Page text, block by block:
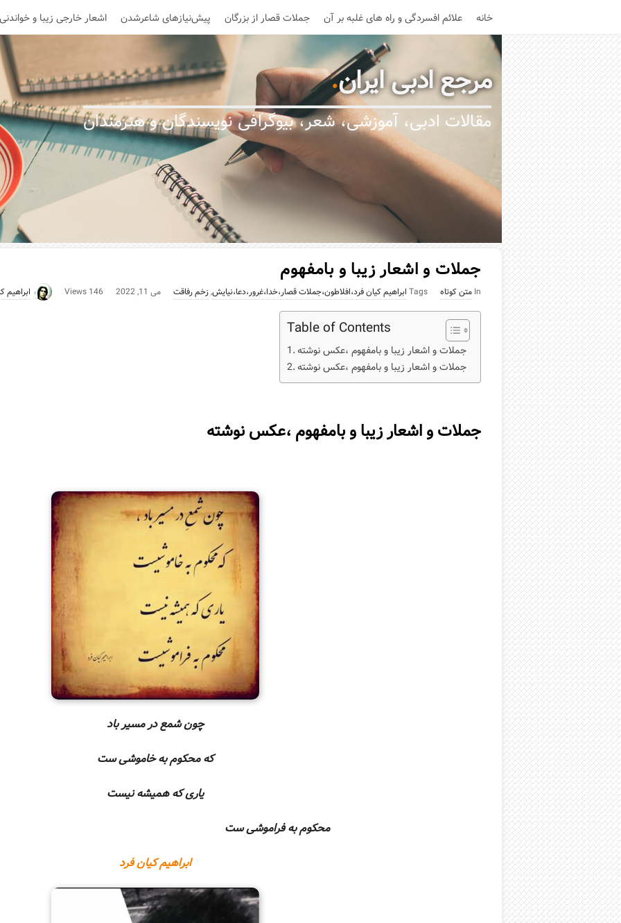
خانه علائم افسردگی و راه های غلبه بر آن جملات قصار از بزرگان پیش‌نیازهای شاعرشدن اشعار خارجی زیبا و خواندنی
مرجع ادبی ایران.
مقالات ادبی، آموزشی، شعر، بیوگرافی نویسندگان و هنرمندان
جملات و اشعار زیبا و بامفهوم
In متن کوتاه Tags ابراهیم کیان فرد،افلاطون،جملات قصار،خدا،غرور،دعا،نیایش,زخم رفاقت می 11, 2022 146 Views ابراهیم
Table of Contents
جملات و اشعار زیبا و بامفهوم ،عکس نوشته
جملات و اشعار زیبا و بامفهوم ،عکس نوشته
جملات و اشعار زیبا و بامفهوم ،عکس نوشته
چون شمع در مسیر باد
که محکوم به خاموشی ست
یاری که همیشه نیست
محکوم به
ابراهیم کیان فرد